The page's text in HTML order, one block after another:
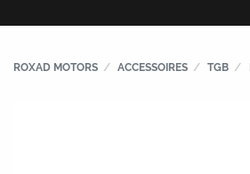
ROXAD MOTORS ACCESSOIRES TGB